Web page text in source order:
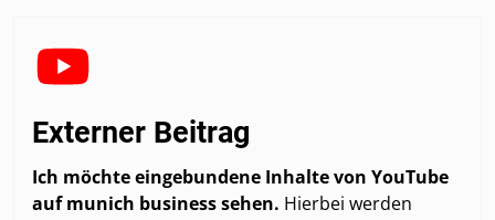
Externer Beitrag
Ich möchte eingebundene Inhalte von YouTube
auf munich business sehen. Hierbei werden